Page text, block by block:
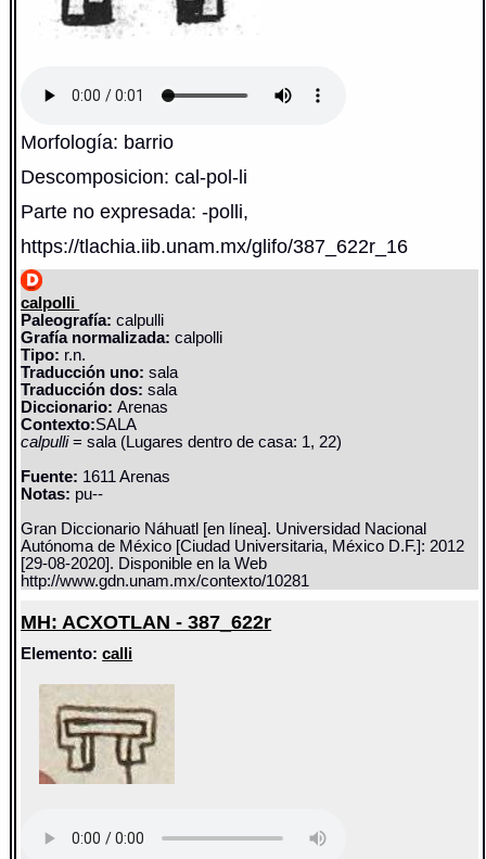
Morfología: barrio
Descomposicion: cal-pol-li
Parte no expresada: -polli,
https://tlachia.iib.unam.mx/glifo/387_622r_16
calpolli
Paleografía: calpulli
Grafía normalizada: calpolli
Tipo: r.n.
Traducción uno: sala
Traducción dos: sala
Diccionario:Arenas
Contexto:SALA
calpulli= sala (Lugares dentro de casa: 1, 22)
Fuente: 1611 Arenas
Notas: pu--
Gran Diccionario Náhuatl [en línea]. Universidad Nacional
Autónoma de México [Ciudad Universitaria, México D.F.]: 2012
[29-08-2020]. Disponible en la Web
http://www.gdn.unam.mx/contexto/10281
MH: ACXOTLAN - 387_622r
Elemento:calli